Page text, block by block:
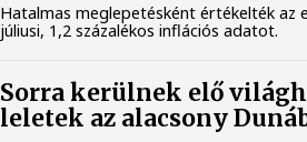
Hatalmas meglepetésként értékelték az
júliusi, 1,2 százalékos inflációs adatot.
Sorra kerülnek elő
leletek az alacsony